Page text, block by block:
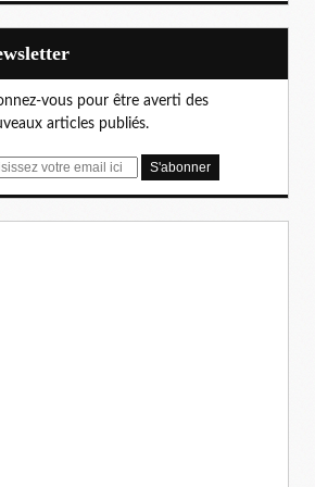
vous pour être averti des
articles publiés.